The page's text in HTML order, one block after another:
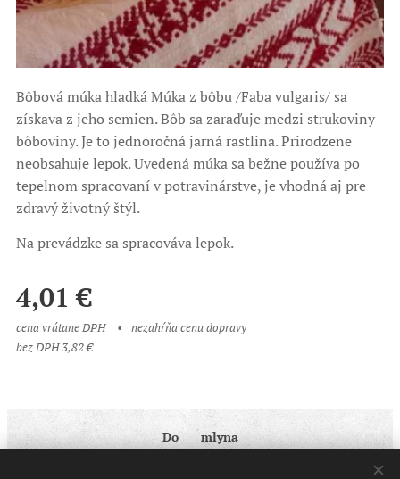
Bôbová múka hladká Múka z bôbu /Faba vulgaris/ sa
získava z jeho semien. Bôb sa zaraďuje medzi strukoviny -
bôboviny. Je to jednoročná jarná rastlina. Prirodzene
neobsahuje lepok. Uvedená múka sa bežne používa po
tepelnom spracovaní v potravinárstve, je vhodná aj pre
zdravý životný štýl.
Na prevádzke sa spracováva lepok.
4,01 €
cena vrátane DPH
nezahŕňa cenu dopravy
bez DPH 3,82 €
Do ♥ mlyna